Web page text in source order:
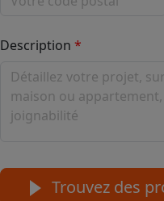
Description
Trouvez des